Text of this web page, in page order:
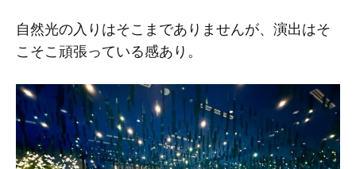
自然光の入りはそこまでありませんが、演出はそ
こそこ頑張っている感あり。